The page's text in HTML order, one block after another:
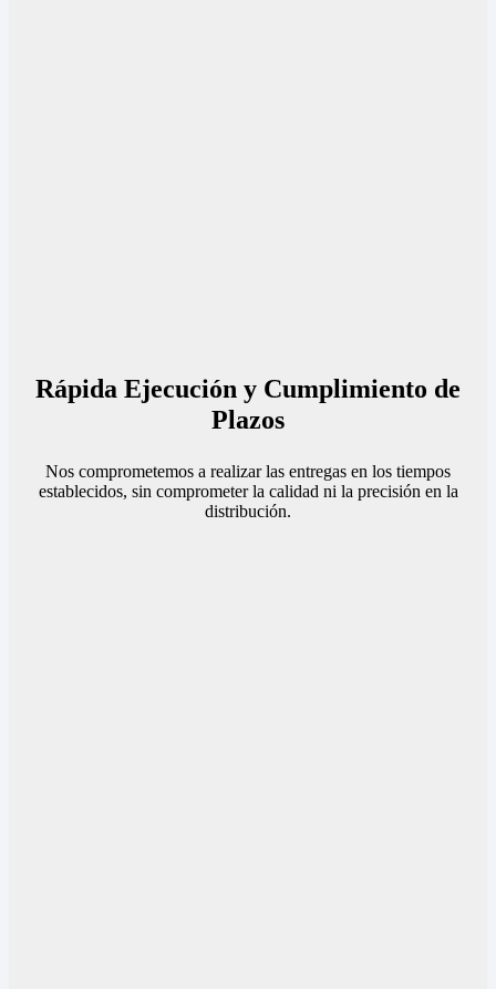
Rápida Ejecución y Cumplimiento de
Plazos
Nos comprometemos a realizar las entregas en los tiempos
establecidos, sin comprometer la calidad ni la precisión en la
distribución.